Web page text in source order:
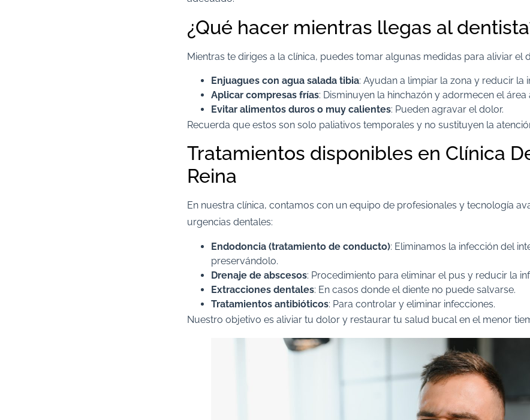
¿Qué hacer mientras llegas al
Mientras te diriges a la clínica, puedes tomar algunas medidas para aliviar el
Enjuagues con agua salada tibia: Ayudan a limpiar la zona y reducir la
Aplicar compresas frías: Disminuyen la hinchazón y adormecen el área
Evitar alimentos duros o muy calientes: Pueden agravar el dolor.
Recuerda que estos son solo paliativos temporales y no sustituyen la
Tratamientos disponibles en Clínica
Reina
En nuestra clínica, contamos con un equipo de profesionales y tecnología
urgencias dentales:​
Endodoncia (tratamiento de conducto): Eliminamos la infección del
preservándolo.
Drenaje de abscesos: Procedimiento para eliminar el pus y reducir la
Extracciones dentales: En casos donde el diente no puede salvarse.​
Tratamientos antibióticos: Para controlar y eliminar infecciones.​
Nuestro objetivo es aliviar tu dolor y restaurar tu salud bucal en el menor